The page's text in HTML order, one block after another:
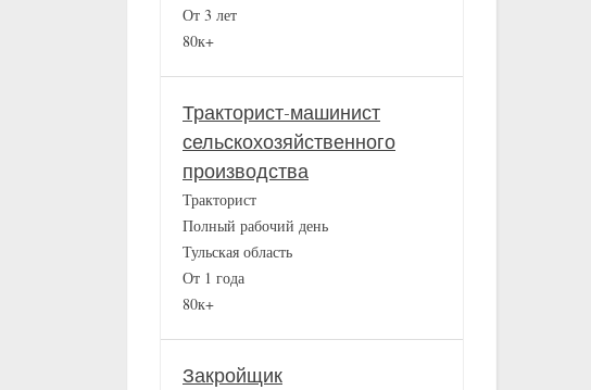
От 3 лет
80к+
Тракторист-машинист
сельскохозяйственного
производства
Тракторист
Полный рабочий день
Тульская область
От 1 года
80к+
Закройщик